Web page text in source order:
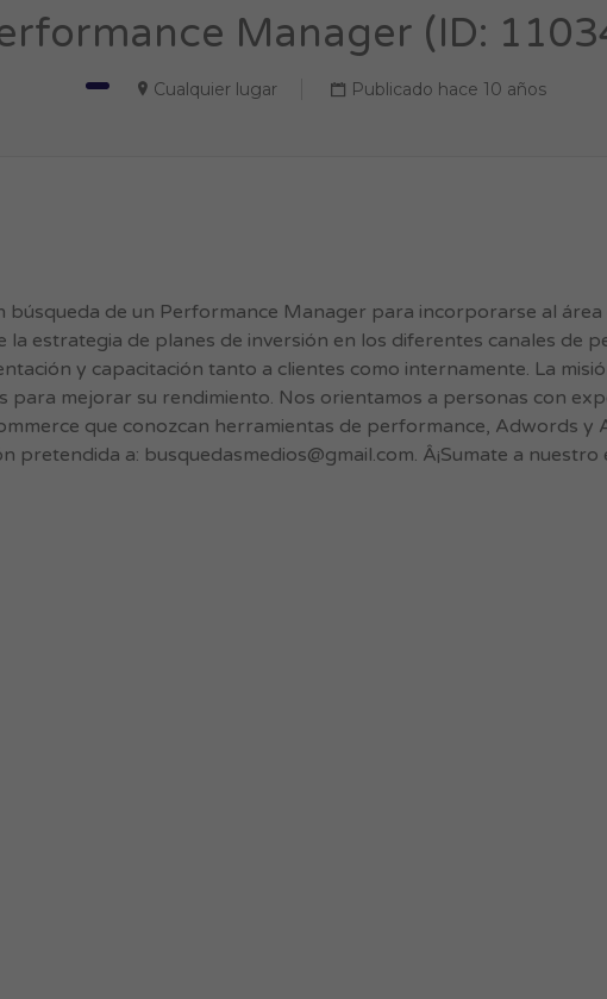
Manager (ID:
Cualquier lugar Publicado hace 10 años
de un Performance Manager para incorporarse al área
estrategia de planes de inversión en los diferentes canales de
y capacitación tanto a clientes como internamente. La
para mejorar su rendimiento. Nos orientamos a personas con
que conozcan herramientas de performance, Adwords y
pretendida a: busquedasmedios@gmail.com. Â¡Sumate a nuestro